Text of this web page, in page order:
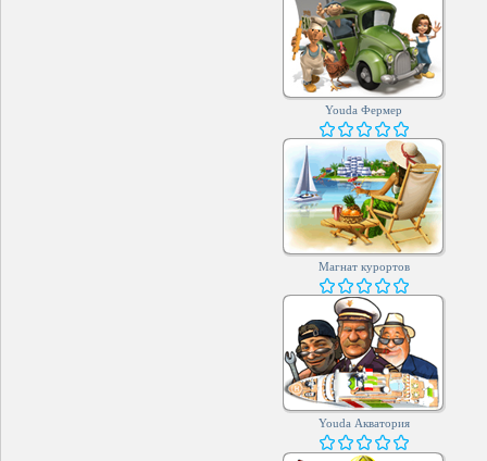
Youda Фермер
Магнат курортов
Youda Акватория